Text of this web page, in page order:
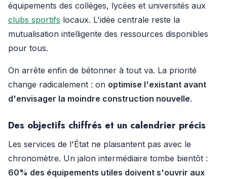
équipements des collèges, lycées et universités aux
clubs sportifs locaux. L'idée centrale reste la
mutualisation intelligente des ressources disponibles
pour tous.
On arrête enfin de bétonner à tout va. La priorité
change radicalement : on optimise l'existant avant
d'envisager la moindre construction nouvelle.
Des objectifs chiffrés et un calendrier précis
Les services de l'État ne plaisantent pas avec le
chronomètre. Un jalon intermédiaire tombe bientôt :
60% des équipements utiles doivent s'ouvrir aux